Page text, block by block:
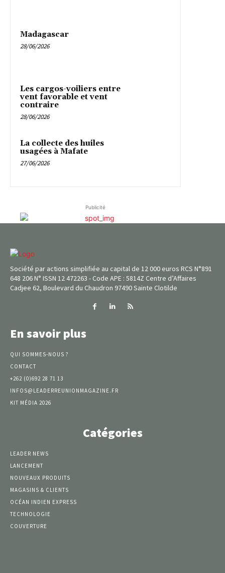
Madagascar
28/06/2026
Les cargos-voiliers entre
vent favorable et vent
contraire
28/06/2026
La collecte des huiles
usagées à Mafate
27/06/2026
Publicité
Société par actions simplifiée au capital de 12 000 euros RCS N°891
648 206 N° ISSN 12 472263 - Code APE : 5814Z Centre d’Affaires
Cadjee 62, Boulevard du Chaudron 97490 Sainte Clotilde
En savoir plus
QUI SOMMES-NOUS ?
CONTACT
+262 (0)692 28 71 13
INFOS@LEADERREUNIONMAGAZINE.FR
KIT MÉDIA 2026
Catégories
LEADER NEWS
LANCEMENT
NOUVEAUX PRODUITS
MAGASINS & CLIENTS
OCÉAN INDIEN EXPRESS
TECHNOLOGIE
COUVERTURE